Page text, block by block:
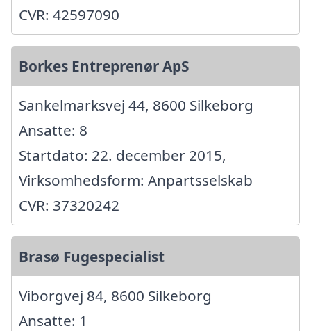
CVR: 42597090
Borkes Entreprenør ApS
Sankelmarksvej 44, 8600 Silkeborg
Ansatte: 8
Startdato: 22. december 2015,
Virksomhedsform: Anpartsselskab
CVR: 37320242
Brasø Fugespecialist
Viborgvej 84, 8600 Silkeborg
Ansatte: 1